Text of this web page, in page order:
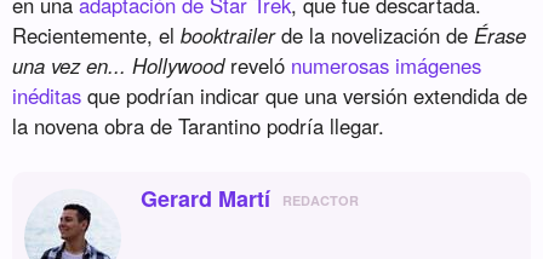
Recientemente, elbooktrailerde la novelización de Érase
una vez en... Hollywoodreveló numerosas imágenes
inéditas que podrían indicar que una versión extendida de
la novena obra de Tarantino podría llegar.
Gerard Martí REDACTOR